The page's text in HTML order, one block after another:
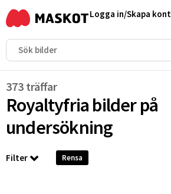
Logga in/Skapa
373 träffar
Royaltyfria bilder på
undersökning
Filter Rensa